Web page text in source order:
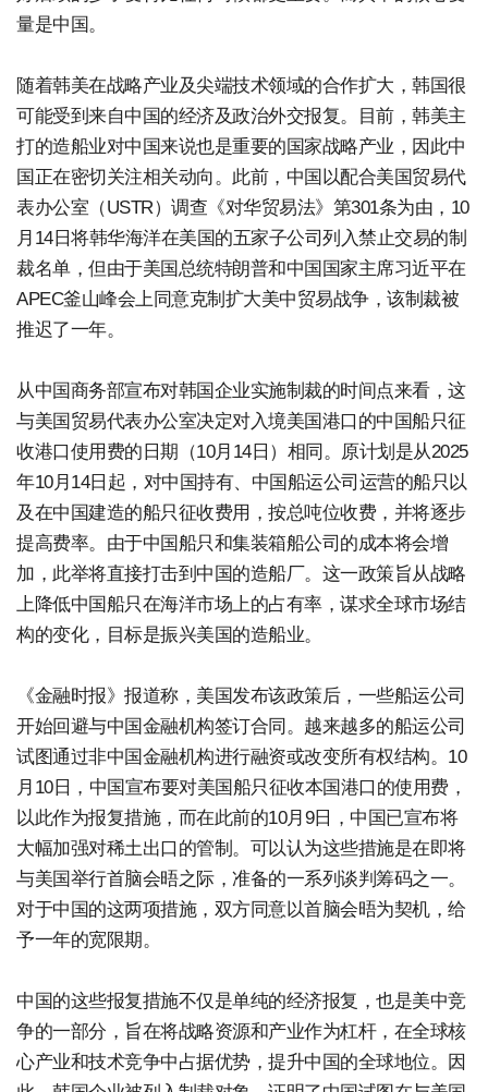
量是中国。
随着韩美在战略产业及尖端技术领域的合作扩大，韩国很
可能受到来自中国的经济及政治外交报复。目前，韩美主
打的造船业对中国来说也是重要的国家战略产业，因此中
国正在密切关注相关动向。此前，中国以配合美国贸易代
表办公室（USTR）调查《对华贸易法》第301条为由，10
月14日将韩华海洋在美国的五家子公司列入禁止交易的制
裁名单，但由于美国总统特朗普和中国国家主席习近平在
APEC釜山峰会上同意克制扩大美中贸易战争，该制裁被
推迟了一年。
从中国商务部宣布对韩国企业实施制裁的时间点来看，这
与美国贸易代表办公室决定对入境美国港口的中国船只征
收港口使用费的日期（10月14日）相同。原计划是从2025
年10月14日起，对中国持有、中国船运公司运营的船只以
及在中国建造的船只征收费用，按总吨位收费，并将逐步
提高费率。由于中国船只和集装箱船公司的成本将会增
加，此举将直接打击到中国的造船厂。这一政策旨从战略
上降低中国船只在海洋市场上的占有率，谋求全球市场结
构的变化，目标是振兴美国的造船业。
《金融时报》报道称，美国发布该政策后，一些船运公司
开始回避与中国金融机构签订合同。越来越多的船运公司
试图通过非中国金融机构进行融资或改变所有权结构。10
月10日，中国宣布要对美国船只征收本国港口的使用费，
以此作为报复措施，而在此前的10月9日，中国已宣布将
大幅加强对稀土出口的管制。可以认为这些措施是在即将
与美国举行首脑会晤之际，准备的一系列谈判筹码之一。
对于中国的这两项措施，双方同意以首脑会晤为契机，给
予一年的宽限期。
中国的这些报复措施不仅是单纯的经济报复，也是美中竞
争的一部分，旨在将战略资源和产业作为杠杆，在全球核
心产业和技术竞争中占据优势，提升中国的全球地位。因